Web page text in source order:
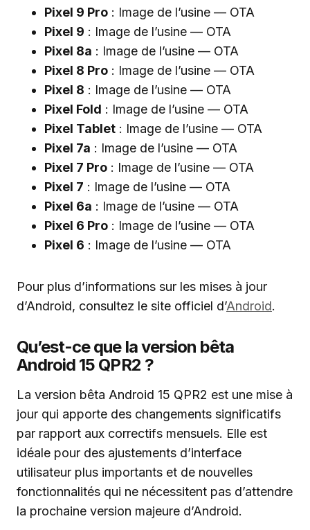
Pixel 9 Pro : Image de l’usine — OTA
Pixel 9 : Image de l’usine — OTA
Pixel 8a : Image de l’usine — OTA
Pixel 8 Pro : Image de l’usine — OTA
Pixel 8 : Image de l’usine — OTA
Pixel Fold : Image de l’usine — OTA
Pixel Tablet : Image de l’usine — OTA
Pixel 7a : Image de l’usine — OTA
Pixel 7 Pro : Image de l’usine — OTA
Pixel 7 : Image de l’usine — OTA
Pixel 6a : Image de l’usine — OTA
Pixel 6 Pro : Image de l’usine — OTA
Pixel 6 : Image de l’usine — OTA
Pour plus d’informations sur les mises à jour
d’Android, consultez le site officiel d’Android.
Qu’est-ce que la version bêta
Android 15 QPR2 ?
La version bêta Android 15 QPR2 est une mise à
jour qui apporte des changements significatifs
par rapport aux correctifs mensuels. Elle est
idéale pour des ajustements d’interface
utilisateur plus importants et de nouvelles
fonctionnalités qui ne nécessitent pas d’attendre
la prochaine version majeure d’Android.